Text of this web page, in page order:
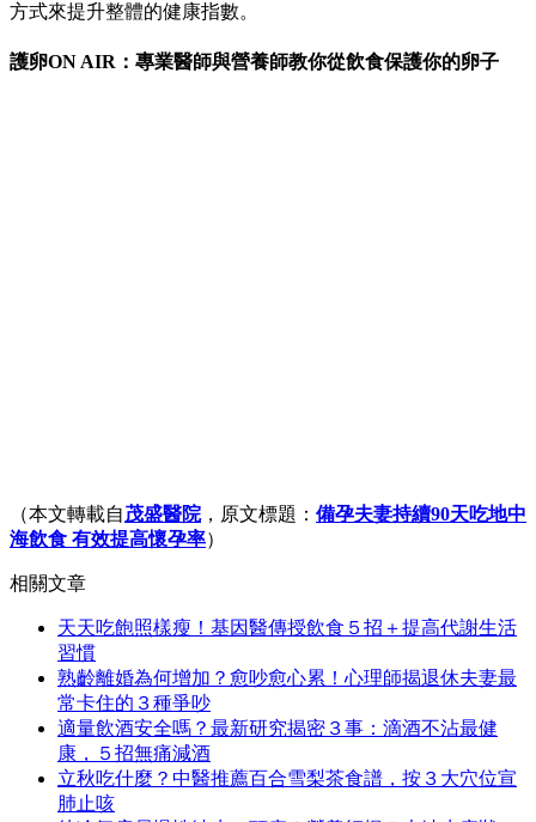
方式來提升整體的健康指數。
護卵ON AIR：專業醫師與營養師教你從飲食保護你的卵子
（本文轉載自茂盛醫院，原文標題： 備孕夫妻持續90天吃地中
海飲食 有效提高懷孕率）
相關文章
天天吃飽照樣瘦！基因醫傳授飲食５招＋提高代謝生活
習慣
熟齡離婚為何增加？愈吵愈心累！心理師揭退休夫妻最
常卡住的３種爭吵
適量飲酒安全嗎？最新研究揭密３事：滴酒不沾最健
康，５招無痛減酒
立秋吃什麼？中醫推薦百合雪梨茶食譜，按３大穴位宣
肺止咳